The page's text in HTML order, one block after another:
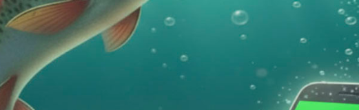
Varivas Trout Area SVG Nylon
Varivas Area Master Limited
12,00
Acquista